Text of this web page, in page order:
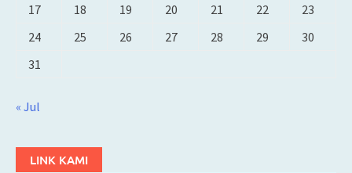
17
18 19 20 21 22
23
24
25 26 27 28 29
30
31
« Jul
LINK KAMI